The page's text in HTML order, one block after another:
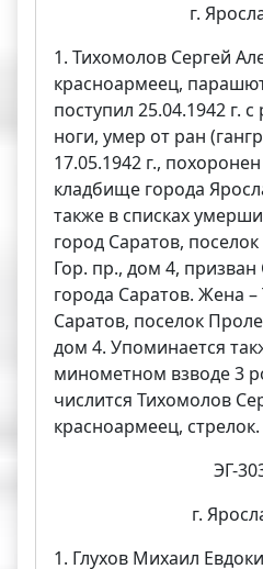
г.
1. Тихомолов Сергей
красноармеец,
поступил 25.04.1942 г.
ноги, умер от ран
17.05.1942 г.,
кладбище города
также в списках
город Саратов,
Гор. пр., дом 4,
города Саратов. Жена –
Саратов, поселок
дом 4. Упоминается
минометном взводе 3
числится Тихомолов
красноармеец, стрелок.
ЭГ-
г.
1. Глухов Михаил